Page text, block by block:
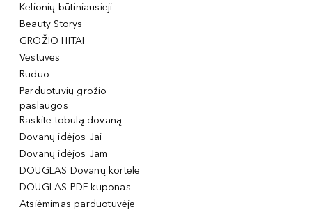
Kelionių būtiniausieji
Beauty Storys
GROŽIO HITAI
Vestuvės
Ruduo
Parduotuvių grožio
paslaugos
Raskite tobulą dovaną
Dovanų idėjos Jai
Dovanų idėjos Jam
DOUGLAS Dovanų kortelė
DOUGLAS PDF kuponas
Atsiėmimas parduotuvėje